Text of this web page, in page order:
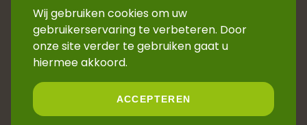
Veelgestelde vragen
Verkoopsvoorwaarden
Volg ons
Wij gebruiken cookies om uw
gebruikerservaring te verbeteren. Door
onze site verder te gebruiken gaat u
hiermee akkoord.
ACCEPTEREN